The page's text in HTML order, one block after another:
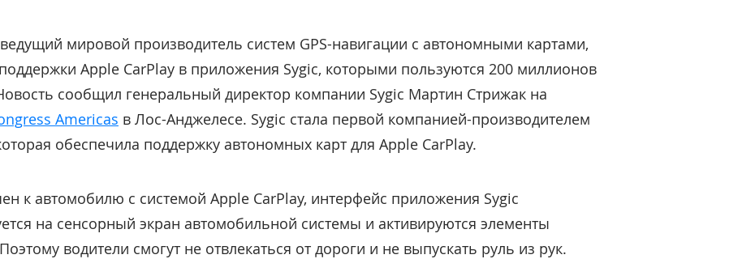
мировой производитель систем GPS-навигации с автономными картами,
Apple CarPlay в приложения Sygic, которыми пользуются 200 миллионов
сообщил генеральный директор компании Sygic Мартин Стрижак на
Americas в Лос-Анджелесе. Sygic стала первой компанией-производителем
обеспечила поддержку автономных карт для Apple CarPlay.
к автомобилю с системой Apple CarPlay, интерфейс приложения Sygic
на сенсорный экран автомобильной системы и активируются элементы
водители смогут не отвлекаться от дороги и не выпускать руль из рук.